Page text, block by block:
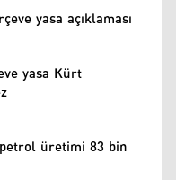
yasa açıklaması
yasa Kürt
üretimi 83 bin